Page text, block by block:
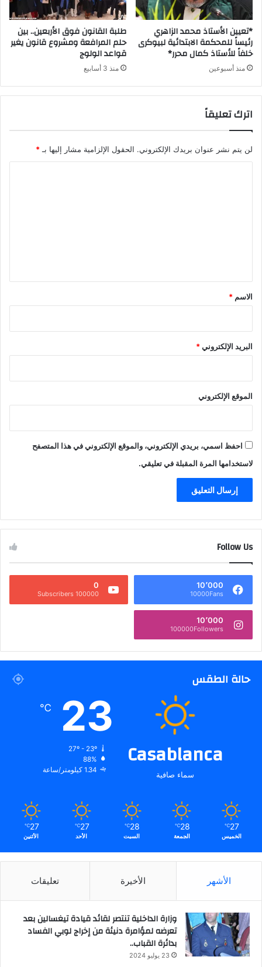
*تعيين الأستاذ محمد الزاهري
رئيساً للمحكمة الابتدائية لبيوكرى
خلفاً للأستاذ كمال محرر*
منذ أسبوعين
طلبة القانون فوق الأربعين.. بين
حلم المرافعة ومشروع قانون يغير
قواعد الولوج
منذ 3 أسابيع
اترك تعليقاً
لن يتم نشر عنوان بريدك الإلكتروني. الحقول الإلزامية مشار إليها بـ*
*
الاسم *
البريد الإلكتروني*
الموقع الإلكتروني
احفظ اسمي، بريدي الإلكتروني، والموقع الإلكتروني في هذا المتصفح
لاستخدامها المرة المقبلة في تعليقي.
Follow Us
10٬000
10000Fans
0
100000 Subscribers
10٬000
100000Followers
حالة الطقس
Casablanca
سماء صافية
23
℃
27º - 23º
88%
1.34 كيلومتر/ساعة
27
℃
الخميس
28
℃
الجمعة
28
℃
السبت
27
℃
الأحد
27
℃
الأثنين
الأشهر الأخيرة تعليقات
وزارة الداخلية تنتصر لقائد قيادة تيغسالين بعد
تعرضه لمؤامرة دنيئة من إخراج لوبي الفساد
بدائرة القباب..
23 يوليو 2024